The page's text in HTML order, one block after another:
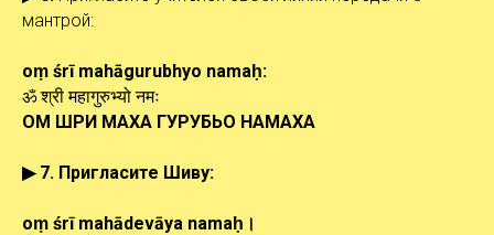
мантрой:
oṃ śrī mahāgurubhyo namaḥ:
ॐ श्री महागुरुभ्यो नमः
ОМ ШРИ МАХА ГУРУБЬО НАМАХА
▶ 7. Пригласите Шиву:
oṃ śrī mahādevāya namaḥ।